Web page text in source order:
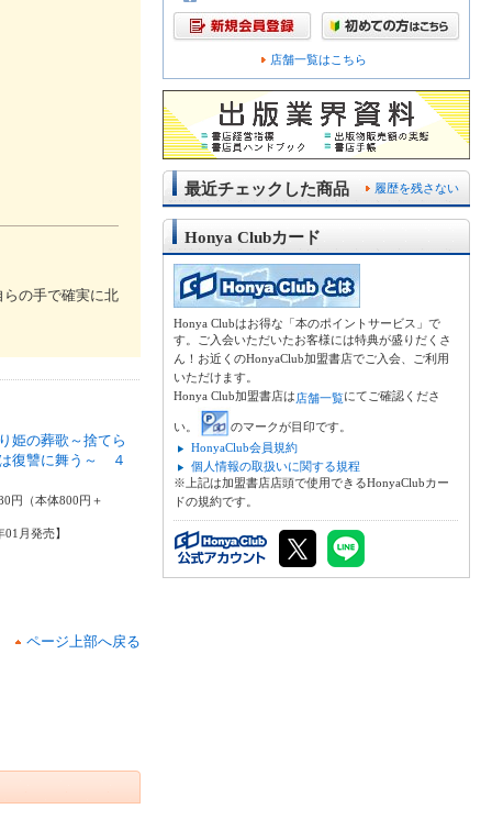
の手で確実に北
姫の葬歌～捨てら
復讐に舞う～ ４
円（本体800円＋
01月発売】
ページ上部へ戻る
店舗一覧はこちら
履歴を残さない
最近チェックした商品
Honya Clubカード
Honya Clubはお得な「本のポイントサービス」で
す。ご入会いただいたお客様には特典が盛りだくさ
ん！お近くのHonyaClub加盟書店でご入会、ご利用
いただけます。
Honya Club加盟書店は店舗一覧にてご確認くださ
い。
のマークが目印です。
HonyaClub会員規約
個人情報の取扱いに関する規程
※上記は加盟書店店頭で使用できるHonyaClubカー
ドの規約です。